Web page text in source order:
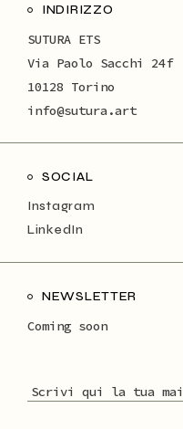
INDIRIZZO
SUTURA ETS
Via Paolo Sacchi 24f
10128 Torino
info@sutura.art
SOCIAL
Instagram
LinkedIn
NEWSLETTER
Coming soon